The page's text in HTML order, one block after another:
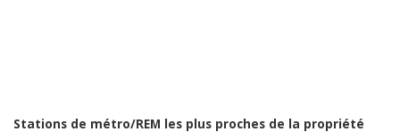
Stations de métro/REM les plus proches de la propriété